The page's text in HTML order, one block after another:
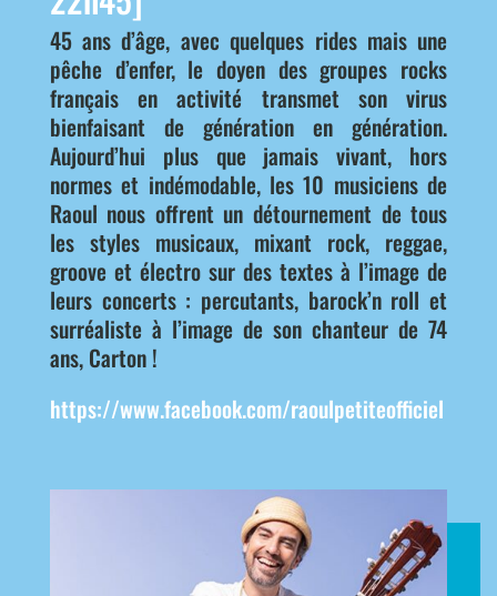
45 ans d’âge, avec quelques rides mais une
pêche d’enfer, le doyen des groupes rocks
français en activité transmet son virus
bienfaisant de génération en génération.
Aujourd’hui plus que jamais vivant, hors
normes et indémodable, les 10 musiciens de
Raoul nous offrent un détournement de tous
les styles musicaux, mixant rock, reggae,
groove et électro sur des textes à l’image de
leurs concerts : percutants, barock’n roll et
surréaliste à l’image de son chanteur de 74
ans, Carton !
https://www.facebook.com/raoulpetiteofficiel